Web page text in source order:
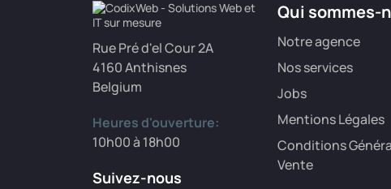
Rue Pré d'el Cour 2A
4160 Anthisnes
Belgium
Heures d'ouverture:
10h00 à 18h00
Suivez-nous
Qui sommes-
Notre agence
Nos services
Jobs
Mentions Légales
Conditions
Vente